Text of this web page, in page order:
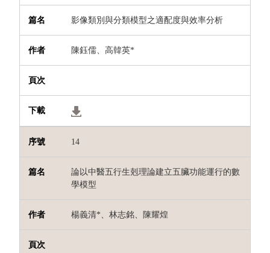
影像類別與分類模型之適配度與效率分析
陳鈺儒、高韓英*
14
論以中醫五行生剋理論建立五臟功能運行的數
學模型
楊義清*、林志銘、陳耀煌